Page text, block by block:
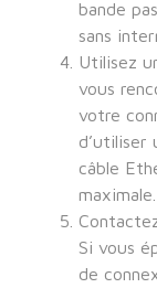
bande
sans
Utilisez
vous
votre
d’utiliser
câble
maximale.
Si vous
de